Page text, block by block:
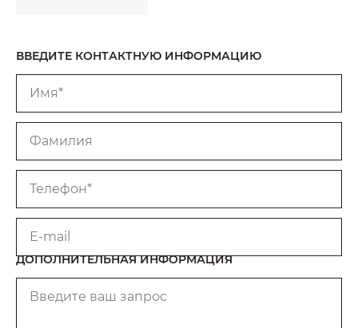
ВВЕДИТЕ КОНТАКТНУЮ ИНФОРМАЦИЮ
Имя*
Фамилия
Телефон*
E-mail
ДОПОЛНИТЕЛЬНАЯ ИНФОРМАЦИЯ
Введите ваш запрос